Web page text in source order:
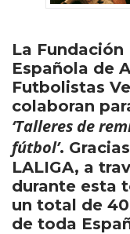
La Fundación
Española de
Futbolistas
colaboran
‘Talleres de
fútbol’.
LALIGA, a
durante esta
un total de
de toda